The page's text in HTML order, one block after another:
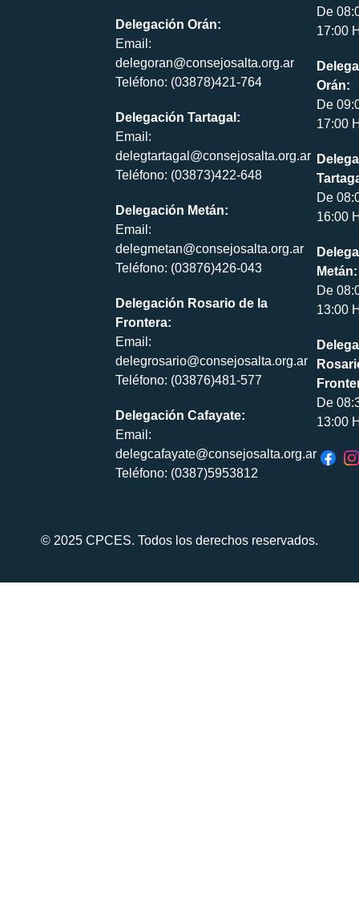
Delegación Orán:
Email:
delegoran@consejosalta.org.ar
Teléfono: (03878)421-764
Delegación Tartagal:
Email:
delegtartagal@consejosalta.org.ar
Teléfono: (03873)422-648
Delegación Metán:
Email:
delegmetan@consejosalta.org.ar
Teléfono: (03876)426-043
Delegación Rosario de la
Frontera:
Email:
delegrosario@consejosalta.org.ar
Teléfono: (03876)481-577
Delegación Cafayate:
Email:
delegcafayate@consejosalta.org.ar
Teléfono: (0387)5953812
De
17:00
Orán:
De
17:00
De
16:00
Metán:
De
13:00
De
13:00
© 2025 CPCES. Todos los derechos reservados.